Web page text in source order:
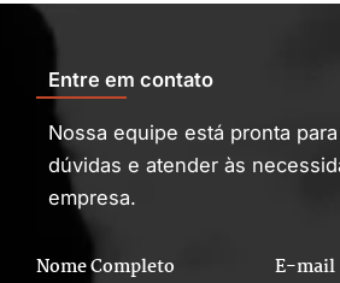
Entre em contato
Nossa equipe está pronta
dúvidas e atender às
empresa.
Nome Completo E-mail